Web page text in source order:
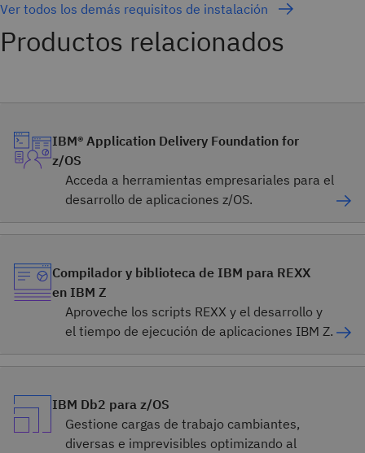
Ver todos los demás requisitos de instalación
Productos relacionados
IBM® Application Delivery Foundation for
z/OS
Acceda a herramientas empresariales para el
desarrollo de aplicaciones z/OS.
Compilador y biblioteca de IBM para REXX
en IBM Z
Aproveche los scripts REXX y el desarrollo y
el tiempo de ejecución de aplicaciones IBM Z.
IBM Db2 para z/OS
Gestione cargas de trabajo cambiantes,
diversas e imprevisibles optimizando al